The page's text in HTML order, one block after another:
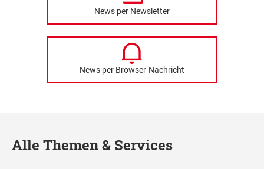
News per Newsletter
News per Browser-Nachricht
Alle Themen & Services